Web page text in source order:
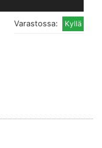
Varastossa: